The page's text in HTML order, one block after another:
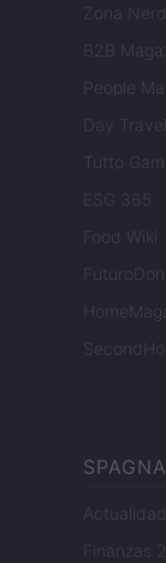
Zona Nerd
B2B
People
Day Travel
Tutto
ESG 365
Food Wiki
Actualidad
Finanzas